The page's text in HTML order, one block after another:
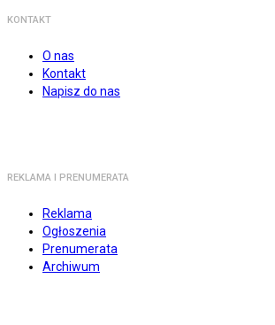
KONTAKT
O nas
Kontakt
Napisz do nas
REKLAMA I PRENUMERATA
Reklama
Ogłoszenia
Prenumerata
Archiwum